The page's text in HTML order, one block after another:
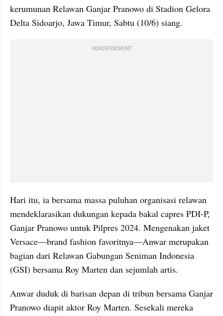
kerumunan Relawan Ganjar Pranowo di Stadion Gelora
Delta Sidoarjo, Jawa Timur, Sabtu (10/6) siang.
ADVERTISEMENT
Hari itu, ia bersama massa puluhan organisasi relawan
mendeklarasikan dukungan kepada bakal capres PDI-P,
Ganjar Pranowo untuk Pilpres 2024. Mengenakan jaket
Versace—brand fashion favoritnya—Anwar merupakan
bagian dari Relawan Gabungan Seniman Indonesia
(GSI) bersama Roy Marten dan sejumlah artis.
Anwar duduk di barisan depan di tribun bersama Ganjar
Pranowo diapit aktor Roy Marten. Sesekali mereka